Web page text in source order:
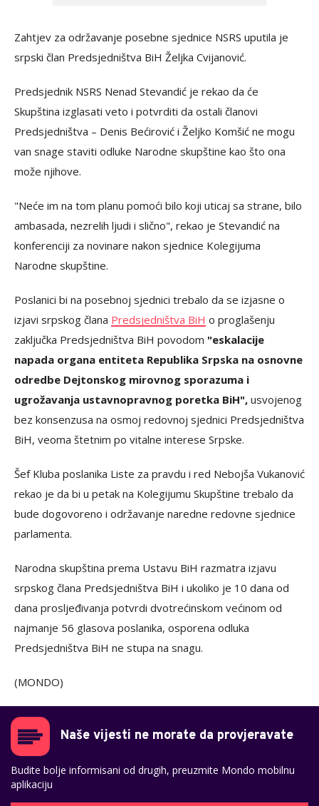
Zahtjev za održavanje posebne sjednice NSRS uputila je
srpski član Predsjedništva BiH Željka Cvijanović.
Predsjednik NSRS Nenad Stevandić je rekao da će
Skupština izglasati veto i potvrditi da ostali članovi
Predsjedništva – Denis Bećirović i Željko Komšić ne mogu
van snage staviti odluke Narodne skupštine kao što ona
može njihove.
"Neće im na tom planu pomoći bilo koji uticaj sa strane, bilo
ambasada, nezrelih ljudi i slično", rekao je Stevandić na
konferenciji za novinare nakon sjednice Kolegijuma
Narodne skupštine.
Poslanici bi na posebnoj sjednici trebalo da se izjasne o
izjavi srpskog člana Predsjedništva BiH o proglašenju
zaključka Predsjedništva BiH povodom "eskalacije
napada organa entiteta Republika Srpska na osnovne
odredbe Dejtonskog mirovnog sporazuma i
ugrožavanja ustavnopravnog poretka BiH", usvojenog
bez konsenzusa na osmoj redovnoj sjednici Predsjedništva
BiH, veoma štetnim po vitalne interese Srpske.
Šef Kluba poslanika Liste za pravdu i red Nebojša Vukanović
rekao je da bi u petak na Kolegijumu Skupštine trebalo da
bude dogovoreno i održavanje naredne redovne sjednice
parlamenta.
Narodna skupština prema Ustavu BiH razmatra izjavu
srpskog člana Predsjedništva BiH i ukoliko je 10 dana od
dana prosljeđivanja potvrdi dvotrećinskom većinom od
najmanje 56 glasova poslanika, osporena odluka
Predsjedništva BiH ne stupa na snagu.
(MONDO)
Naše vijesti ne morate da provjeravate
Budite bolje informisani od drugih, preuzmite Mondo mobilnu
aplikaciju